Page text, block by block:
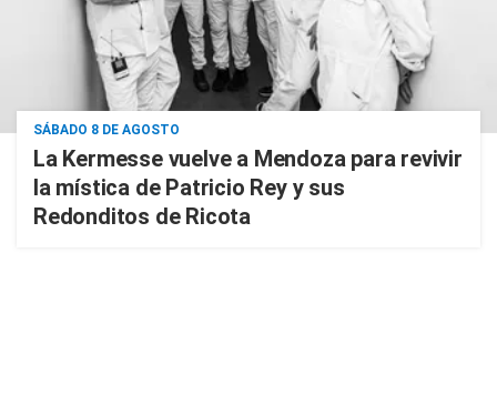
SÁBADO 8 DE AGOSTO
La Kermesse vuelve a Mendoza para revivir
la mística de Patricio Rey y sus
Redonditos de Ricota